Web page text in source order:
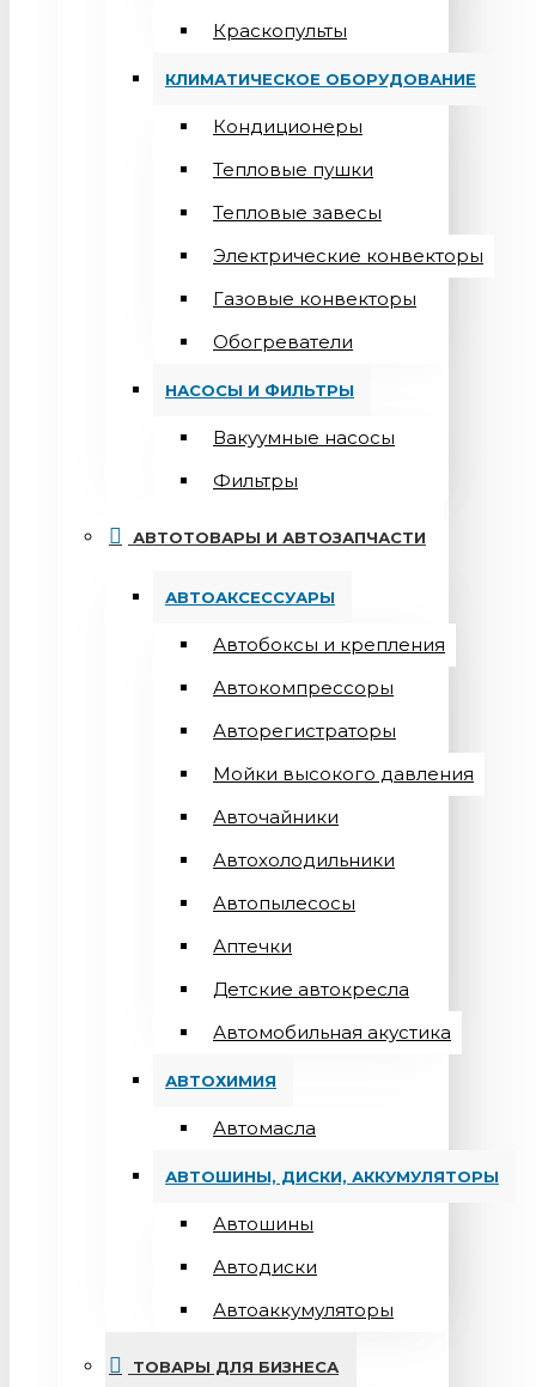
Краскопульты
КЛИМАТИЧЕСКОЕ ОБОРУДОВАНИЕ
Кондиционеры
Teпловые пушки
Тепловые завесы
Электрические конвекторы
Газовые конвекторы
Обогреватели
НАСОСЫ И ФИЛЬТРЫ
Вакуумные насосы
Фильтры
АВТОТОВАРЫ И АВТОЗАПЧАСТИ
АВТОАКСЕССУАРЫ
Автобоксы и крепления
Автокомпрессоры
Авторегистраторы
Мойки высокого давления
Авточайники
Автохолодильники
Автопылесосы
Аптечки
Детские автокресла
Автомобильная акустика
АВТОХИМИЯ
Автомасла
АВТОШИНЫ, ДИСКИ, АККУМУЛЯТОРЫ
Автошины
Автодиски
Автоаккумуляторы
ТОВАРЫ ДЛЯ БИЗНЕСА